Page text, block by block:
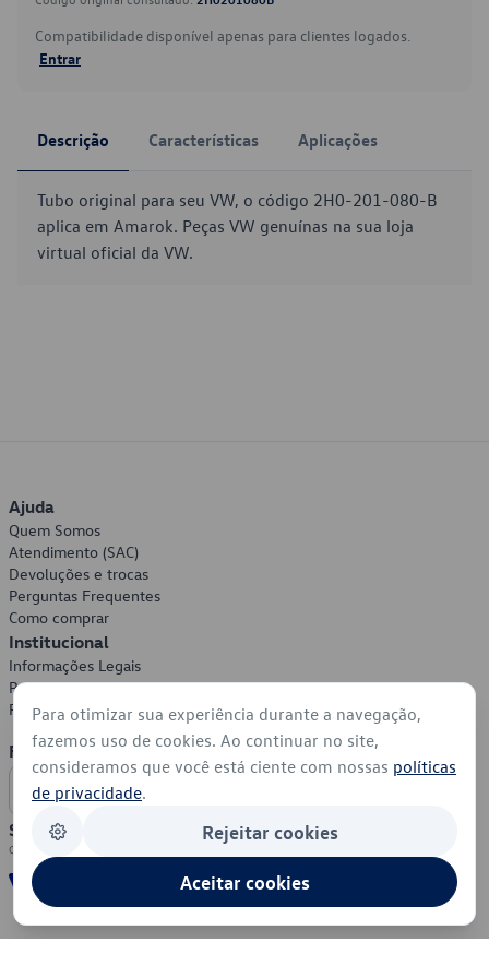
Compatibilidade disponível apenas para clientes logados.
Entrar
Descrição Características Aplicações
Tubo original para seu VW, o código 2H0-201-080-B
aplica em Amarok. Peças VW genuínas na sua loja
virtual oficial da VW.
Ajuda
Quem Somos
Atendimento (SAC)
Devoluções e trocas
Perguntas Frequentes
Como comprar
Institucional
Informações Legais
Política de Privacidade
Política de Cookies
Formas de Pagamento
Segurança
Para otimizar sua experiência durante a navegação,
fazemos uso de cookies. Ao continuar no site,
consideramos que você está ciente com nossas políticas
de privacidade.
Rejeitar cookies
Aceitar cookies